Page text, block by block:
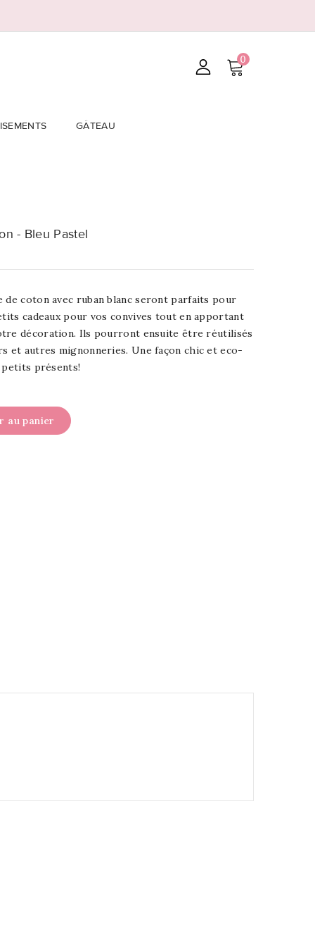
0
GÂTEAU
- Bleu Pastel
de coton avec ruban blanc seront parfaits pour
cadeaux pour vos convives tout en apportant
décoration. Ils pourront ensuite être réutilisés
et autres mignonneries. Une façon chic et eco-
présents!
au panier